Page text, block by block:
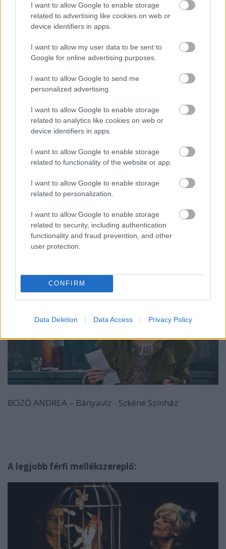
I want to allow Google to enable storage
related to advertising like cookies on web or
device identifiers in apps.
I want to allow my user data to be sent to
Google for online advertising purposes.
I want to allow Google to send me
personalized advertising.
I want to allow Google to enable storage
related to analytics like cookies on web or
device identifiers in apps.
I want to allow Google to enable storage
related to functionality of the website or app.
I want to allow Google to enable storage
related to personalization.
I want to allow Google to enable storage
related to security, including authentication
functionality and fraud prevention, and other
user protection.
CONFIRM
Data Deletion Data Access Privacy Policy
A legjobb férfi főszereplő:
Társulás – Füge Produkció – Szkéné Színház
A legjobb női mellékszereplő:
BOZÓ ANDREA – Bányavíz - Szkéné Színház
A legjobb férfi mellékszereplő: